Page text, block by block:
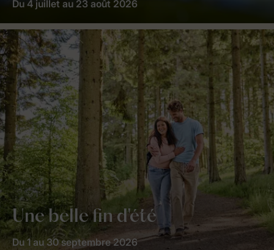
Du 4 juillet au 23 août 2026
Une belle fin d'été
Du 1 au 30 septembre 2026